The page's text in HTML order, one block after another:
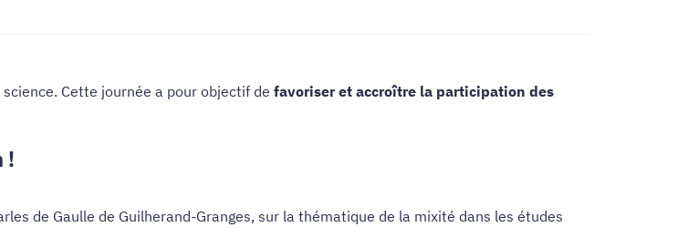
Cette journée a pour objectif de favoriser et accroître la participation des
!
de Gaulle de Guilherand-Granges, sur la thématique de la mixité dans les études